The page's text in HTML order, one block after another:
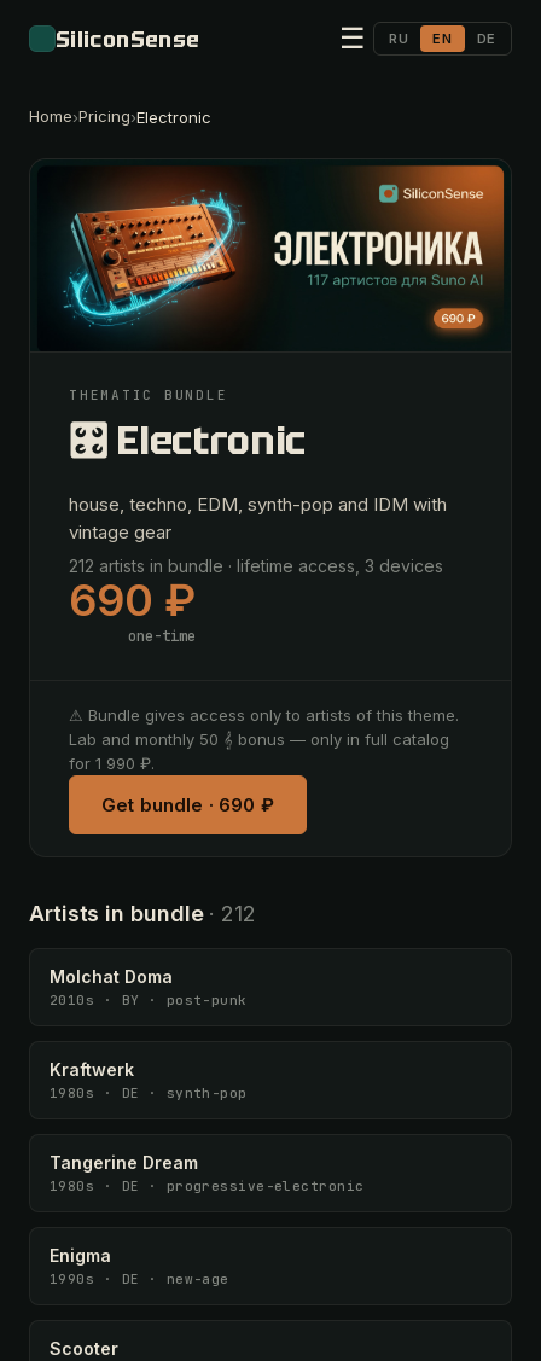
SiliconSense ☰ RU EN DE
Home›Pricing›Electronic
THEMATIC BUNDLE
🎛 Electronic
house, techno, EDM, synth-pop and IDM with
vintage gear
212 artists in bundle · lifetime access, 3 devices
690 ₽
one-time
⚠ Bundle gives access only to artists of this theme.
Lab and monthly 50 𝄞 bonus — only in full catalog
for 1 990 ₽.
Get bundle · 690 ₽
Artists in bundle · 212
Molchat Doma
2010s · BY · post-punk
Kraftwerk
1980s · DE · synth-pop
Tangerine Dream
1980s · DE · progressive-electronic
Enigma
1990s · DE · new-age
Scooter